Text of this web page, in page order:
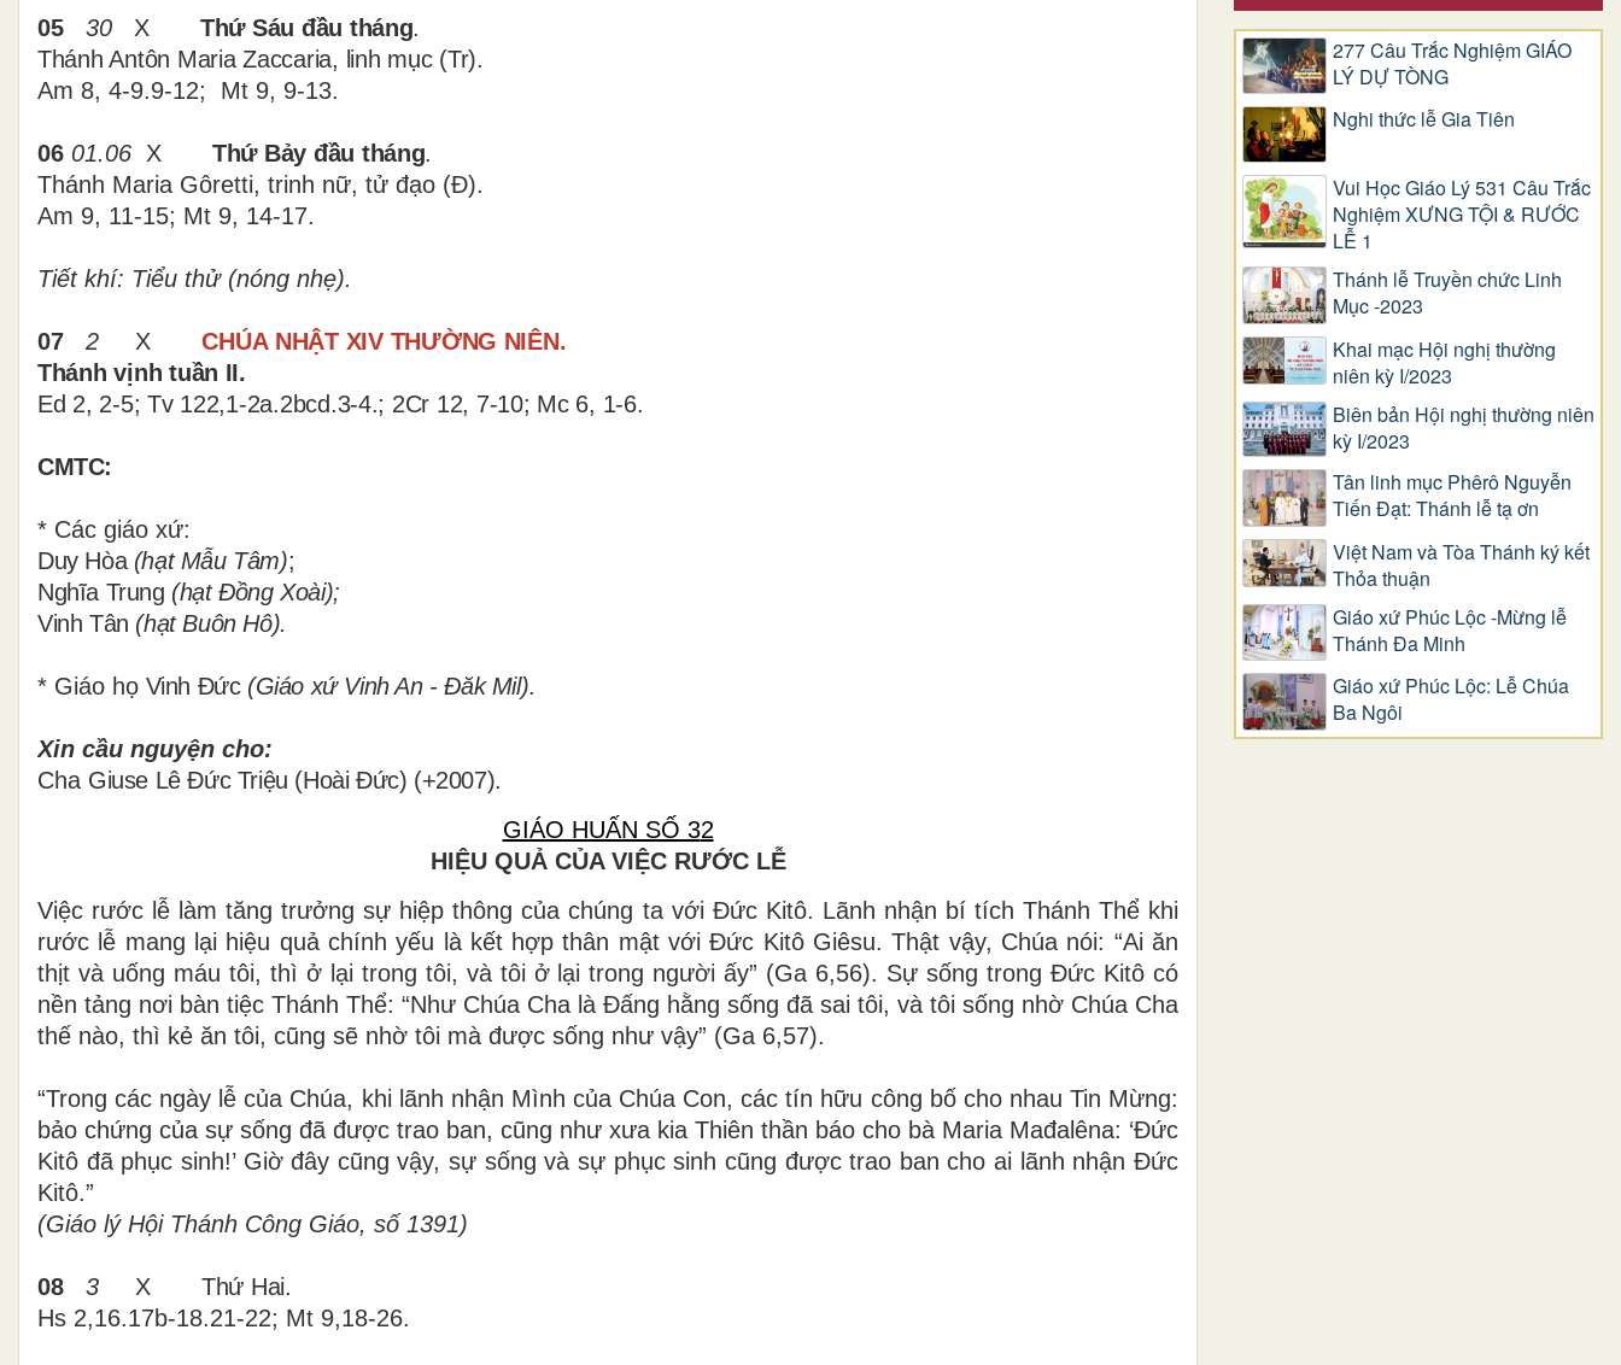
05 30 X Thứ Sáu đầu tháng.
Thánh Antôn Maria Zaccaria, linh mục (Tr).
Am 8, 4-9.9-12; Mt 9, 9-13.
06 01.06 X Thứ Bảy đầu tháng.
Thánh Maria Gôretti, trinh nữ, tử đạo (Đ).
Am 9, 11-15; Mt 9, 14-17.
Tiết khí: Tiểu thử (nóng nhẹ).
07 2 X CHÚA NHẬT XIV THƯỜNG NIÊN.
Thánh vịnh tuần II.
Ed 2, 2-5; Tv 122,1-2a.2bcd.3-4.; 2Cr 12, 7-10; Mc 6, 1-6.
CMTC:
* Các giáo xứ:
Duy Hòa (hạt Mẫu Tâm);
Nghĩa Trung (hạt Đồng Xoài);
Vinh Tân (hạt Buôn Hô).
* Giáo họ Vinh Đức (Giáo xứ Vinh An - Đăk Mil).
Xin cầu nguyện cho:
Cha Giuse Lê Đức Triệu (Hoài Đức) (+2007).
GIÁO HUẤN SỐ 32
HIỆU QUẢ CỦA VIỆC RƯỚC LỄ
Việc rước lễ làm tăng trưởng sự hiệp thông của chúng ta với Đức Kitô. Lãnh nhận bí tích Thánh Thể khi
rước lễ mang lại hiệu quả chính yếu là kết hợp thân mật với Đức Kitô Giêsu. Thật vậy, Chúa nói: “Ai ăn
thịt và uống máu tôi, thì ở lại trong tôi, và tôi ở lại trong người ấy” (Ga 6,56). Sự sống trong Đức Kitô có
nền tảng nơi bàn tiệc Thánh Thể: “Như Chúa Cha là Đấng hằng sống đã sai tôi, và tôi sống nhờ Chúa Cha
thế nào, thì kẻ ăn tôi, cũng sẽ nhờ tôi mà được sống như vậy” (Ga 6,57).
“Trong các ngày lễ của Chúa, khi lãnh nhận Mình của Chúa Con, các tín hữu công bố cho nhau Tin Mừng:
bảo chứng của sự sống đã được trao ban, cũng như xưa kia Thiên thần báo cho bà Maria Mađalêna: ‘Đức
Kitô đã phục sinh!’ Giờ đây cũng vậy, sự sống và sự phục sinh cũng được trao ban cho ai lãnh nhận Đức
Kitô.”
(Giáo lý Hội Thánh Công Giáo, số 1391)
08 3 X Thứ Hai.
Hs 2,16.17b-18.21-22; Mt 9,18-26.
277 Câu Trắc Nghiệm GIÁO
LÝ DỰ TÒNG
Nghi thức lễ Gia Tiên
Vui Học Giáo Lý 531 Câu Trắc
Nghiệm XƯNG TỘI & RƯỚC
LỄ 1
Thánh lễ Truyền chức Linh
Mục -2023
Khai mạc Hội nghị thường
niên kỳ I/2023
Biên bản Hội nghị thường niên
kỳ I/2023
Tân linh mục Phêrô Nguyễn
Tiến Đạt: Thánh lễ tạ ơn
Việt Nam và Tòa Thánh ký kết
Thỏa thuận
Giáo xứ Phúc Lộc -Mừng lễ
Thánh Đa Minh
Giáo xứ Phúc Lộc: Lễ Chúa
Ba Ngôi